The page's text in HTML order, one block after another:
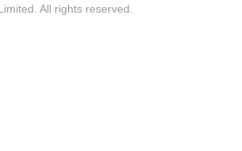
All rights reserved.